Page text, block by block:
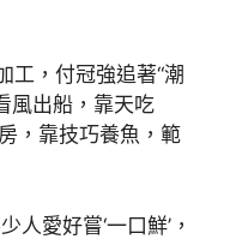
工，付冠強追著“潮
風出船，靠天吃
，靠技巧養魚，範
人愛好嘗‘一口鮮’，